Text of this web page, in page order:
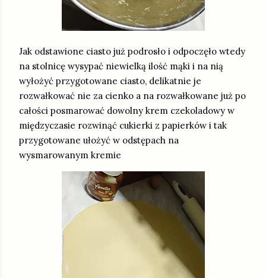
Jak odstawione ciasto już podrosło i odpoczęło wtedy
na stolnicę wysypać niewielką ilość mąki i na nią
wyłożyć przygotowane ciasto, delikatnie je
rozwałkować nie za cienko a na rozwałkowane już po
całości posmarować dowolny krem czekoladowy w
międzyczasie rozwinąć cukierki z papierków i tak
przygotowane ułożyć w odstępach na
wysmarowanym kremie